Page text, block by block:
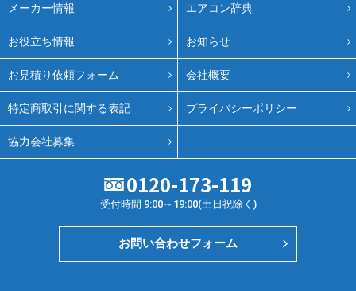
メーカー情報 エアコン辞典
お役立ち情報 お知らせ
お見積り依頼フォーム 会社概要
特定商取引に関する表記 プライバシーポリシー
協力会社募集
0120-173-119
受付時間 9:00～19:00(土日祝除く)
お問い合わせフォーム